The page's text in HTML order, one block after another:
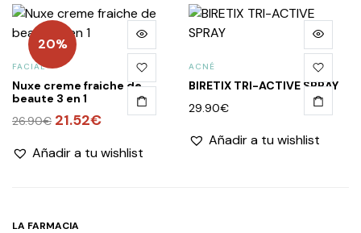
20%
FACIAL
Nuxe creme fraiche de
beaute 3 en 1
26.90€ El
original
21.52€El
actual
Añadir a tu wishlist
ACNÉ
BIRETIX TRI-ACTIVE SPRAY
29.90€
Añadir a tu wishlist
LA FARMACIA